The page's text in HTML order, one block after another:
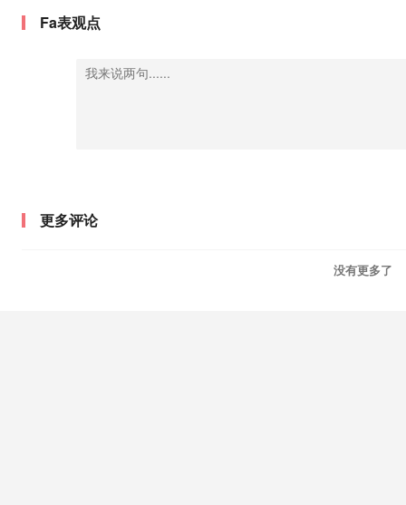
Fa表观点
更多评论
没有更多了